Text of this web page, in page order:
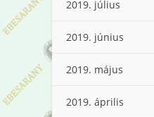
2019. július
2019. június
2019. május
2019. április